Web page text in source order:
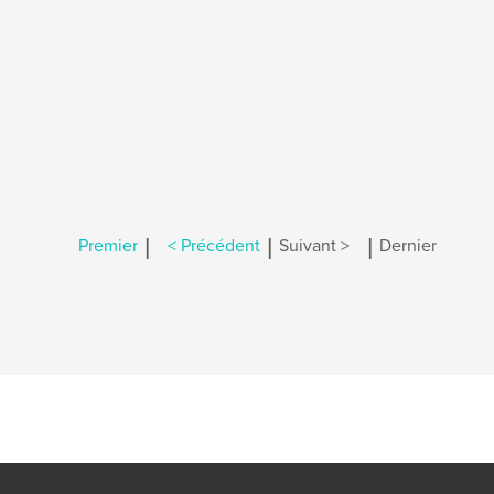
Premier | < Précédent | Suivant > | Dernier